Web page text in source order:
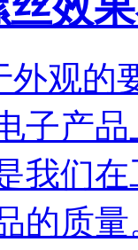
外观的
子产
我们
的质